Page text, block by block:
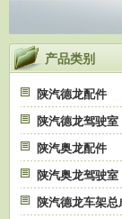
产品类别
陕汽德龙配件
陕汽德龙驾驶室
陕汽奥龙配件
陕汽奥龙驾驶室
陕汽德龙车架总